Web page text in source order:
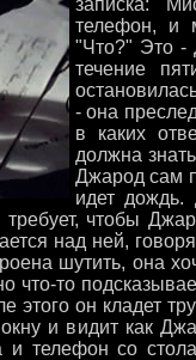
записка:
телефон, и
"Что?" Это -
течение
- она
в каких
должна
Джарод сам
идет дождь.
чтобы
над ней,
шутить, она
что-то
этого он кладет
и видит как
и телефон со